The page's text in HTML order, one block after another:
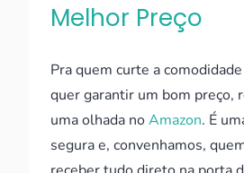
Melhor Preço
Pra quem curte a
quer garantir um bom preço,
uma olhada noAmazon. É
segura e, convenhamos,